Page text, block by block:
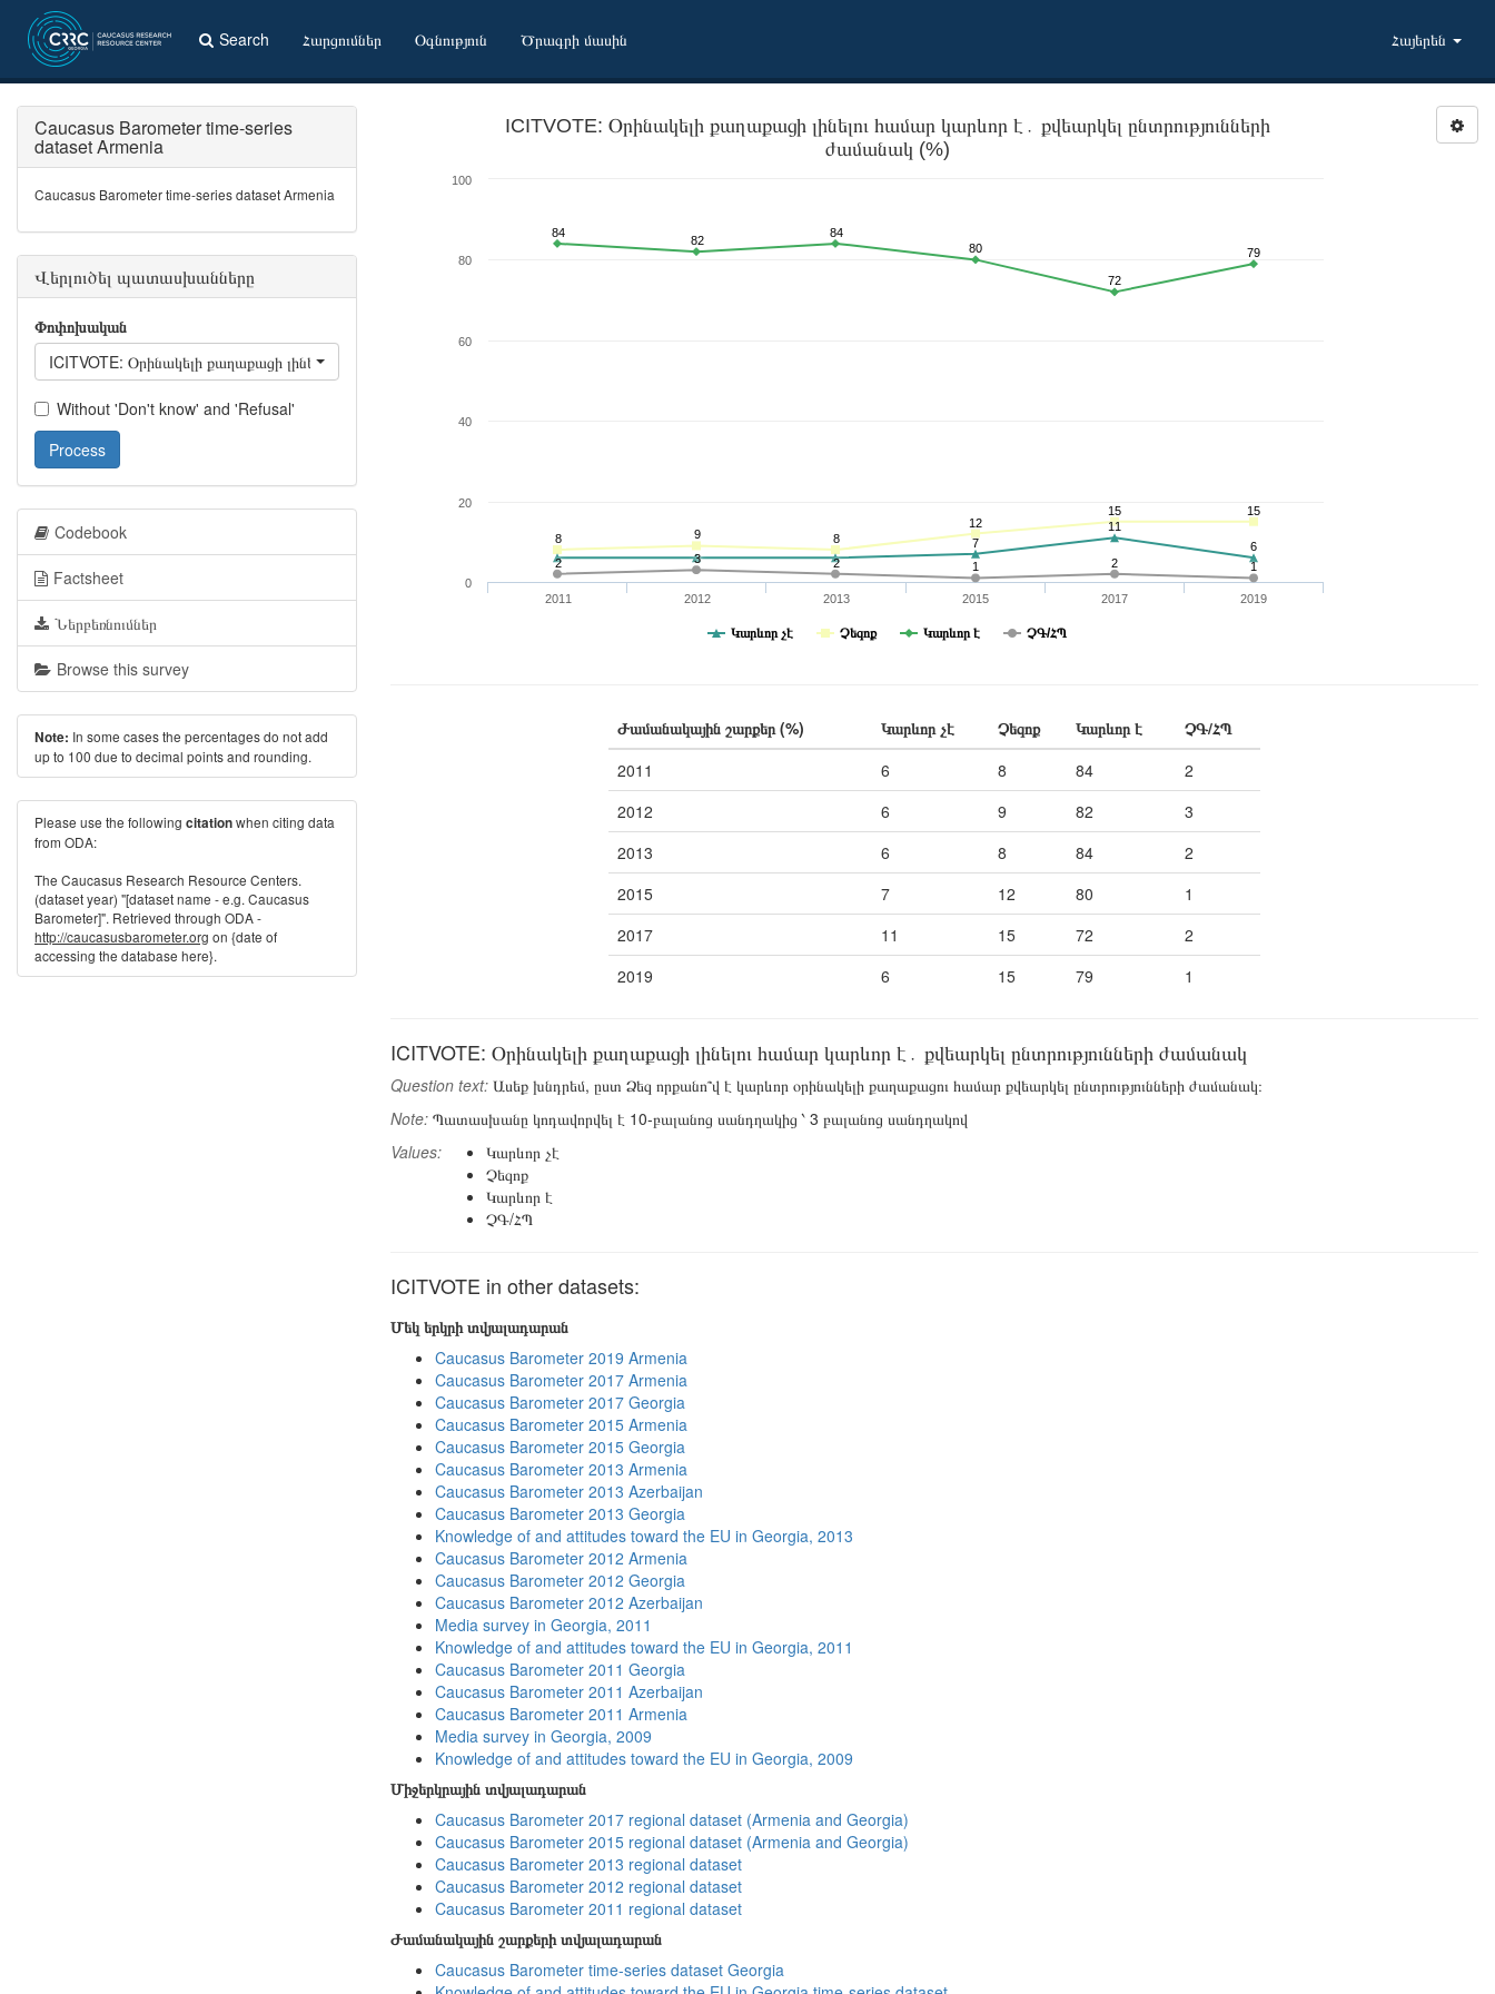
Search Հարցումներ Օգնություն Ծրագրի մասին Հայերեն
ICITVOTE: Օրինակելի քաղաքացի լինելու համար կարևոր է․ քվեարկել ընտրությունների
ժամանակ (%)
2 3 2 1 2 1
84
82
84
80
72
79
8 9 8
12
15 15
7
11
6
Կարևոր չէ Չեզոք Կարևոր է ՉԳ/ՀՊ
2011 2012 2013 2015 2017 2019
0
20
40
60
80
100
Ժամանակային շարքեր (%) Կարևոր չէ Չեզոք Կարևոր է
ՉԳ/ՀՊ
2011
6 8 84
2
2012
6 9 82
3
2013
6 8 84
2
2015
7 12 80
1
2017
11 15 72
2
2019
6 15 79 1
ICITVOTE: Օրինակելի քաղաքացի լինելու համար կարևոր է․ քվեարկել ընտրությունների ժամանակ
Question text: Ասեք խնդրեմ, ըստ Ձեզ որքանո՞վ է կարևոր օրինակելի քաղաքացու համար քվեարկել ընտրությունների ժամանակ։
Note: Պատասխանը կոդավորվել է 10-բալանոց սանդղակից ՝ 3 բալանոց սանդղակով
Values:
Կարևոր չէ
Չեզոք
Կարևոր է
ՉԳ/ՀՊ
ICITVOTE in other datasets:
Մեկ երկրի տվյալադարան
Caucasus Barometer 2019 Armenia
Caucasus Barometer 2017 Armenia
Caucasus Barometer 2017 Georgia
Caucasus Barometer 2015 Armenia
Caucasus Barometer 2015 Georgia
Caucasus Barometer 2013 Armenia
Caucasus Barometer 2013 Azerbaijan
Caucasus Barometer 2013 Georgia
Knowledge of and attitudes toward the EU in Georgia, 2013
Caucasus Barometer 2012 Armenia
Caucasus Barometer 2012 Georgia
Caucasus Barometer 2012 Azerbaijan
Media survey in Georgia, 2011
Knowledge of and attitudes toward the EU in Georgia, 2011
Caucasus Barometer 2011 Georgia
Caucasus Barometer 2011 Azerbaijan
Caucasus Barometer 2011 Armenia
Media survey in Georgia, 2009
Knowledge of and attitudes toward the EU in Georgia, 2009
Միջերկրային տվյալադարան
Caucasus Barometer 2017 regional dataset (Armenia and Georgia)
Caucasus Barometer 2015 regional dataset (Armenia and Georgia)
Caucasus Barometer 2013 regional dataset
Caucasus Barometer 2012 regional dataset
Caucasus Barometer 2011 regional dataset
Ժամանակային շարքերի տվյալադարան
Caucasus Barometer time-series dataset Georgia
Caucasus Barometer time-series
dataset Armenia
Caucasus Barometer time-series dataset Armenia
Վերլուծել պատասխանները
Փոփոխական
ICITVOTE: Օրինակելի քաղաքացի լինելու համար կարևոր է․ քվեարկել ընտրությունների ժամանակ
Without 'Don't know' and 'Refusal'
Process
Codebook
Factsheet
Ներբեռնումներ
Browse this survey
Note: In some cases the percentages do not add
up to 100 due to decimal points and rounding.
Please use the following citationwhen citing data
from ODA:
The Caucasus Research Resource Centers.
(dataset year) "[dataset name - e.g. Caucasus
Barometer]". Retrieved through ODA -
http://caucasusbarometer.org on {date of
accessing the database here}.